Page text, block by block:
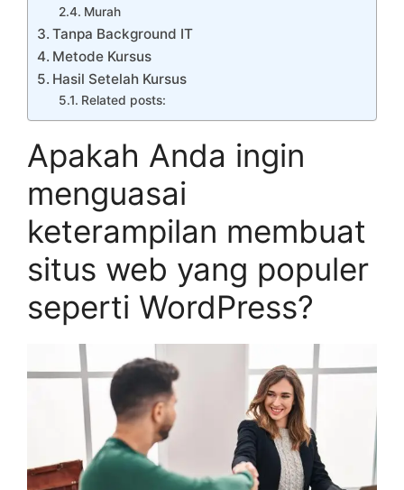
Murah
Tanpa Background IT
Metode Kursus
Hasil Setelah Kursus
Related posts:
Apakah Anda ingin
menguasai
keterampilan membuat
situs web yang populer
seperti WordPress?